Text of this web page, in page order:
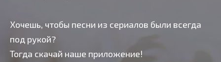
Хочешь, чтобы песни из сериалов были всегда
под рукой?
Тогда скачай наше приложение!